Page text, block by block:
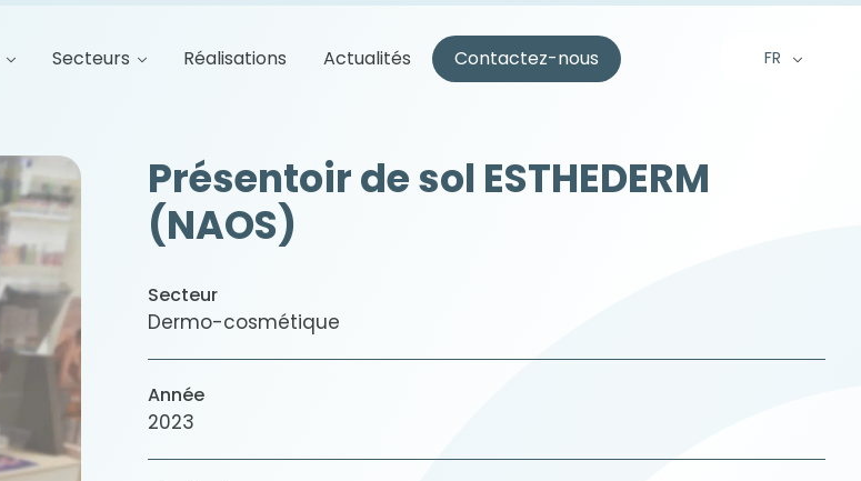
Secteurs Réalisations Actualités Contactez-nous FR
EN
Présentoir de sol ESTHEDERM
(NAOS)
Secteur
Dermo-cosmétique
Année
2023